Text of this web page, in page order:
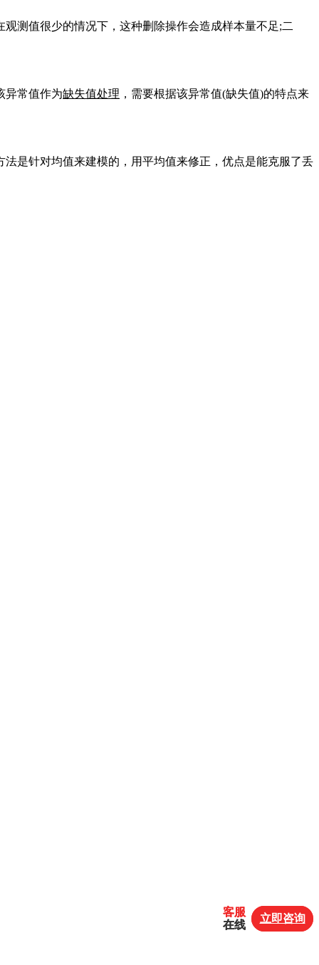
测值很少的情况下，这种删除操作会造成样本量不足;二
异常值作为缺失值处理 ，需要根据该异常值(缺失值)的特点来
是针对均值来建模的，用平均值来修正，优点是能克服了丢
客服
在线
立即咨询
客服
在线
立即咨询